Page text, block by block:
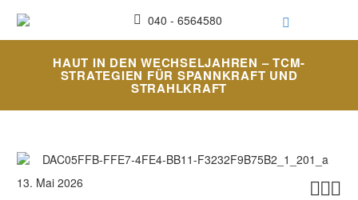
040 - 6564580
HAUT IN DEN WECHSELJAHREN – TCM-
STRATEGIEN FÜR SPANNKRAFT UND
STRAHLKRAFT

13. Mai 2026